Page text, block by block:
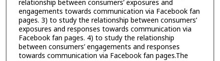
relationship between consumers’ exposures and
engagements towards communication via Facebook fan
pages. 3) to study the relationship between consumers’
exposures and responses towards communication via
Facebook fan pages. 4) to study the relationship
between consumers’ engagements and responses
towards communication via Facebook fan pages.The